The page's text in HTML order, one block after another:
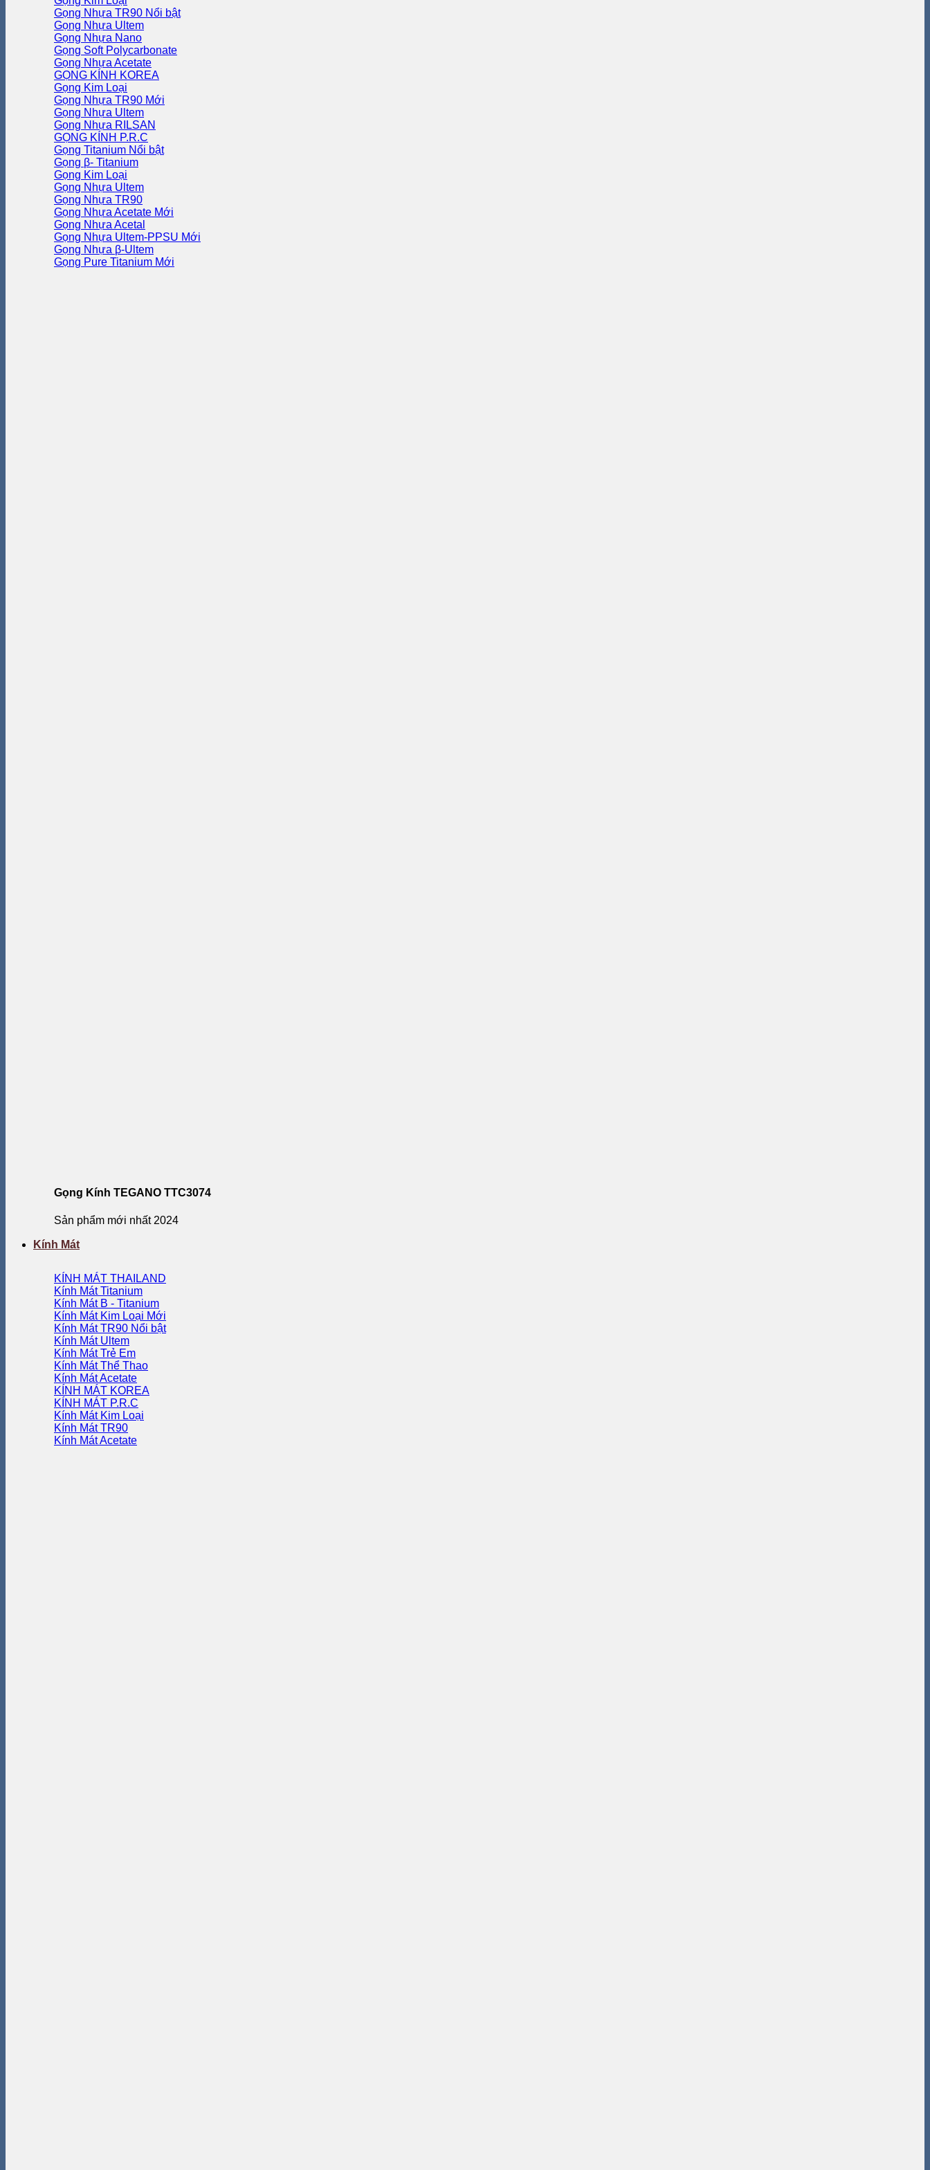
Gọng Nhựa TR90
Gọng Nhựa Ultem
Gọng Nhựa Nano
Gọng Soft Polycarbonate
Gọng Nhựa Acetate
GỌNG KÍNH KOREA
Gọng Kim Loại
Gọng Nhựa TR90
Gọng Nhựa Ultem
Gọng Nhựa RILSAN
GỌNG KÍNH P.R.C
Gọng Titanium
Gọng β- Titanium
Gọng Kim Loại
Gọng Nhựa Ultem
Gọng Nhựa TR90
Gọng Nhựa Acetate
Gọng Nhựa Acetal
Gọng Nhựa Ultem-PPSU
Gọng Nhựa β-Ultem
Gọng Pure Titanium
Gọng Kính TEGANO TTC3074
Sản phẩm mới nhất 2024
Kính Mát
KÍNH MÁT THAILAND
Kính Mát Titanium
Kính Mát B - Titanium
Kính Mát Kim Loại
Kính Mát TR90
Kính Mát Ultem
Kính Mát Trẻ Em
Kính Mát Thể Thao
Kính Mát Acetate
KÍNH MÁT KOREA
KÍNH MÁT P.R.C
Kính Mát Kim Loại
Kính Mát TR90
Kính Mát Acetate